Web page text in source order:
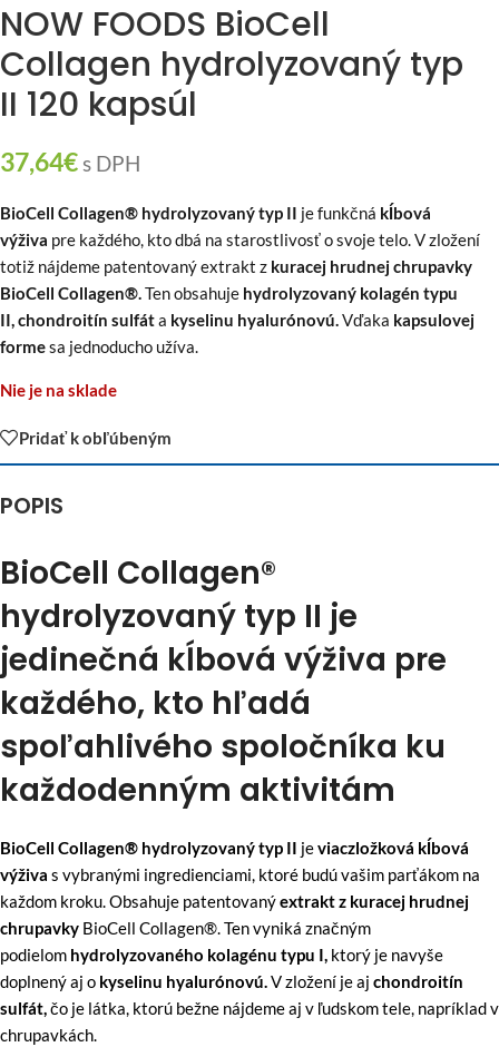
NOW FOODS BioCell
Collagen hydrolyzovaný typ
II 120 kapsúl
37,64€s DPH
BioCell Collagen® hydrolyzovaný typ II je funkčná kĺbová
výživa pre každého, kto dbá na starostlivosť o svoje telo. V zložení
totiž nájdeme patentovaný extrakt z kuracej hrudnej chrupavky
BioCell Collagen®.Ten obsahuje hydrolyzovaný kolagén typu
II,chondroitín sulfáta kyselinu hyalurónovú.Vďaka kapsulovej
formesa jednoducho užíva.
Nie je na sklade
Pridať k obľúbeným
POPIS
BioCell Collagen®
hydrolyzovaný typ II je
jedinečná kĺbová výživa pre
každého, kto hľadá
spoľahlivého spoločníka ku
každodenným aktivitám
BioCell Collagen® hydrolyzovaný typ II jeviaczložková kĺbová
výživa s vybranými ingredienciami, ktoré budú vašim parťákom na
každom kroku. Obsahuje patentovanýextrakt z kuracej hrudnej
chrupavky BioCell Collagen®. Ten vyniká značným
podielom hydrolyzovaného kolagénu typu I, ktorý je navyše
doplnený aj o kyselinu hyalurónovú.V zložení je aj chondroitín
sulfát,čo je látka, ktorú bežne nájdeme aj v ľudskom tele, napríklad v
chrupavkách.